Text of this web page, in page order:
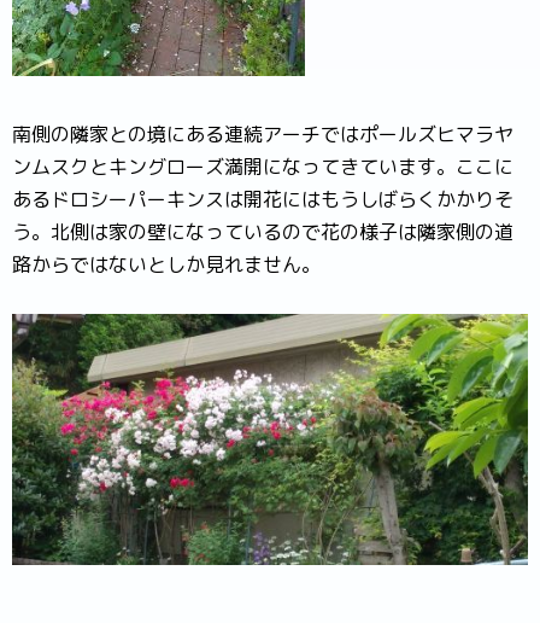
南側の隣家との境にある連続アーチではポールズヒマラヤ
ンムスクとキングローズ満開になってきています。ここに
あるドロシーパーキンスは開花にはもうしばらくかかりそ
う。北側は家の壁になっているので花の様子は隣家側の道
路からではないとしか見れません。